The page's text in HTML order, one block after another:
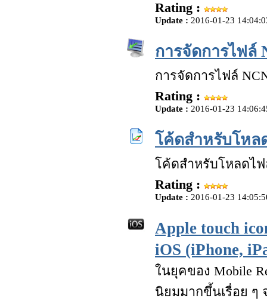
Rating :
Update : 2016-01-23
การจัดการไฟล์
การจัดการไฟล์
Rating :
Update : 2016-01-23
โค้ดสำหรับโหล
โค้ดสำหรับโหลดไฟ
Rating :
Update : 2016-01-23
Apple touch
iOS (iPhone,
ในยุคของ Mobile
นิยมมากขึ้นเรื่อย ๆ